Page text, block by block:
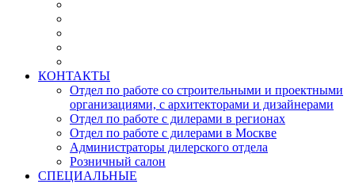
КОНТАКТЫ
Отдел по работе со строительными и проектными
организациями, с архитекторами и дизайнерами
Отдел по работе с дилерами в регионах
Отдел по работе с дилерами в Москве
Администраторы дилерского отдела
Розничный салон
СПЕЦИАЛЬНЫЕ